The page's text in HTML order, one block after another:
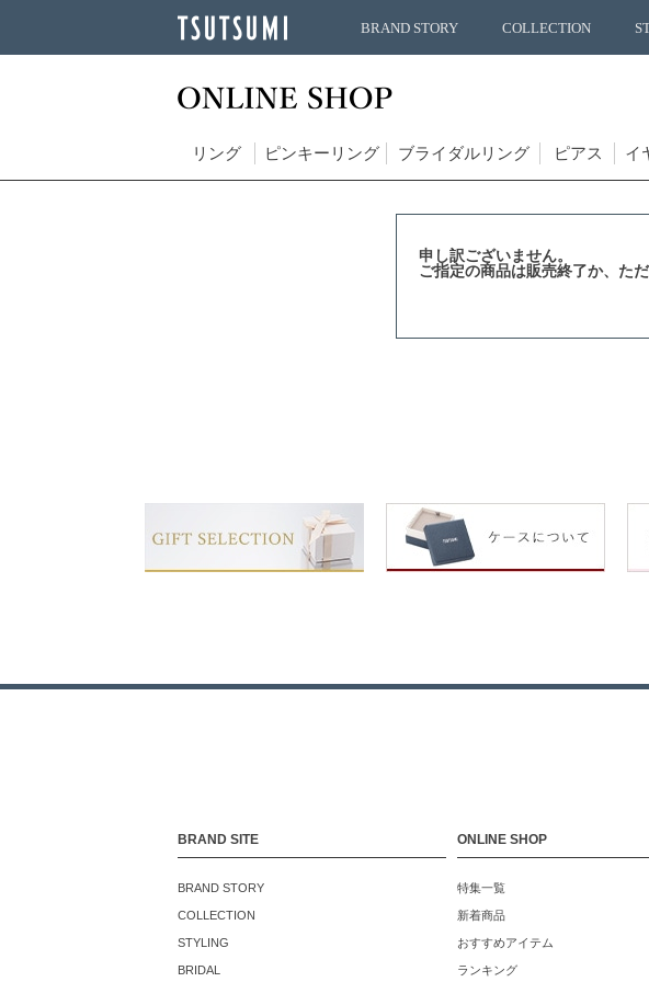
BRAND STORY COLLECTION
リング ピンキーリング ブライダルリング ピアス イ
申し訳ございません。
ご指定の商品は販売終了か、た
BRAND SITE
BRAND STORY
COLLECTION
STYLING
BRIDAL
ONLINE SHOP
特集一覧
新着商品
おすすめアイテム
ランキング